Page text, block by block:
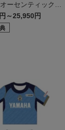
ーセンティックモ
～25,950円